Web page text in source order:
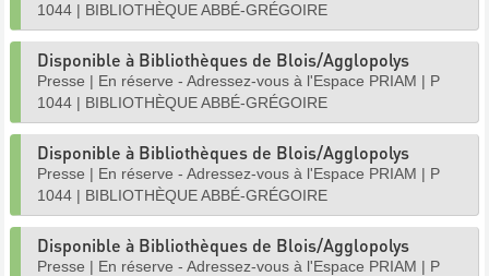
1044 | BIBLIOTHÈQUE ABBÉ-GRÉGOIRE
Disponible à Bibliothèques de Blois/Agglopolys
Presse | En réserve - Adressez-vous à l'Espace PRIAM | P
1044 | BIBLIOTHÈQUE ABBÉ-GRÉGOIRE
Disponible à Bibliothèques de Blois/Agglopolys
Presse | En réserve - Adressez-vous à l'Espace PRIAM | P
1044 | BIBLIOTHÈQUE ABBÉ-GRÉGOIRE
Disponible à Bibliothèques de Blois/Agglopolys
Presse | En réserve - Adressez-vous à l'Espace PRIAM | P